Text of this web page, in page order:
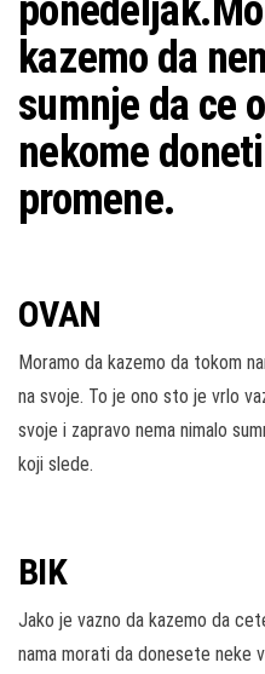
kazemo da
sumnje da ce
nekome
promene.
OVAN
Moramo da kazemo da tokom
na svoje. To je ono sto je vrlo
svoje i zapravo nema nimalo
koji slede.
BIK
Jako je vazno da kazemo da
nama morati da donesete neke